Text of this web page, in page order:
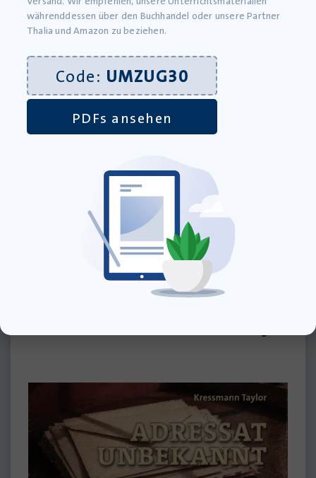
währenddessen über den Buchhandel oder unsere Partner
Thalia und Amazon zu beziehen.
Code: UMZUG30
PDFs ansehen